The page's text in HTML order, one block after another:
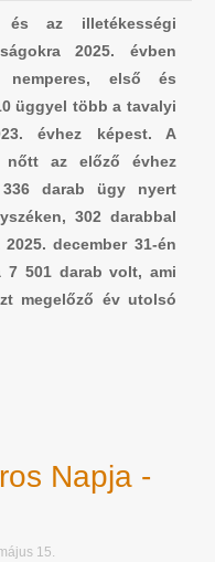
és az illetékességi
2025. évben
első és
üggyel több a tavalyi
évhez képest. A
nőtt az előző évhez
darab ügy nyert
302 darabbal
december 31-én
7 501 darab volt, ami
megelőző év utolsó
Napja -
15.